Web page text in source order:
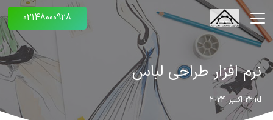
02148000928
نرم افزار طراحی لباس
22nd اکتبر 2024